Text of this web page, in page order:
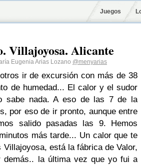
Juegos
Villajoyosa. Alicante
Eugenia Arias Lozano @menyarias
ir de excursión con más de 38
de humedad... El calor y el sudor
sabe nada. A eso de las 7 de la
por eso de ir pronto, aunque entre
salido pasadas las 9.
Hemos
más tarde... Un calor que te
está la fábrica de Valor,
demás.. la última vez que yo fui a